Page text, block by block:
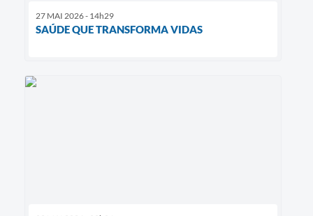
27 MAI 2026 - 14h29
SAÚDE QUE TRANSFORMA VIDAS